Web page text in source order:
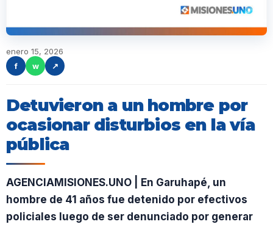
enero 15, 2026
f
w ↗
Detuvieron a un hombre por
ocasionar disturbios en la vía
pública
AGENCIAMISIONES.UNO | En Garuhapé, un
hombre de 41 años fue detenido por efectivos
policiales luego de ser denunciado por generar